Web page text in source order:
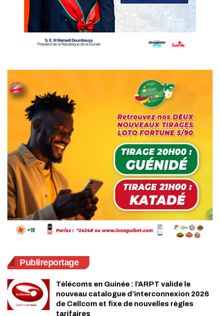
Publireportage
Télécoms en Guinée : l’ARPT valide le
nouveau catalogue d’interconnexion 2026
de Cellcom et fixe de nouvelles règles
tarifaires